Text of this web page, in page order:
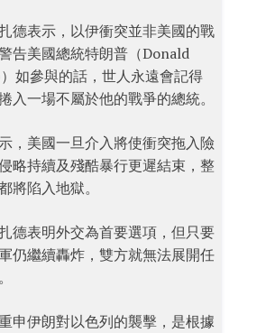
德表示，以伊衝突並非美國的戰
告美國總統特朗普（Donald
如參與的話，世人永遠會記得
入一場不屬於他的戰爭的總統。
，美國一旦介入將使衝突拖入險
略持續及殘酷暴行更遲結束，整
將陷入地獄。
德表明外交為首要選項，但只要
仍繼續轟炸，雙方就無法展開任
申伊朗對以色列的襲擊，是根據